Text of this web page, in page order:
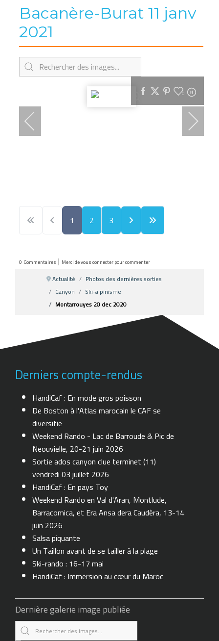
Bacanère-Burat 11 janv
2021
0
1 2 3
0 Commentaires | Merci de vous connecter pour commenter
Actualité
Photos des dernières sorties
Canyon
Ski-alpinisme
Montarrouyes 20 dec 2020
Derniers compte-rendus
HandiCaf : En mode gros poisson
De Boston à l'Atlas marocain le CAF se
diversifie
Weekend Rando - Lac de Barroude & Pic de
Neouvielle, 20-21 juin 2026
Sortie ados canyon clue terminet (11)
vendredi 03 juillet 2026
HandiCaf : En pays Toy
Weekend Rando en Val d'Aran, Montlude,
Barracomica, et Era Ansa dera Caudèra, 13-14
juin 2026
Salsa piquante
Un Taillon avant de se tailler à la plage
Ski-rando : 16-17 mai
HandiCaf : Immersion au cœur du Maroc
Dernière galerie image publiée